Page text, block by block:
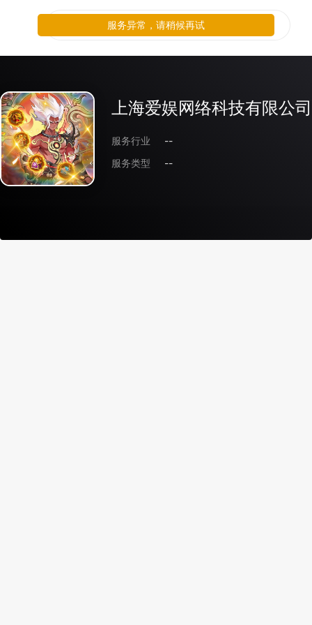
上海爱娱网络科技有限公司
服务行业
--
服务类型
--
服务异常，请稍候再试